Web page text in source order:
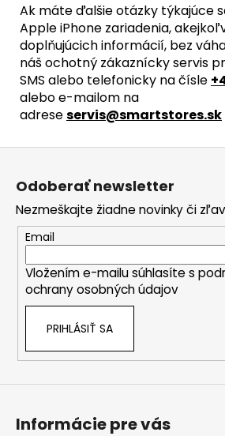
Ak máte ďalšie otázky týkajúce
Apple iPhone zariadenia,
doplňujúcich informácií, bez
náš ochotný zákaznícky servis
SMS alebo telefonicky na čísle
alebo e-mailom na
adreseservis@smartstores.sk
Z
Odoberať newsletter
Nezmeškajte žiadne novinky či
Email
Vložením e-mailu súhlasíte s
ochrany osobných údajov
PRIHLÁSIŤ SA
Informácie pre vás